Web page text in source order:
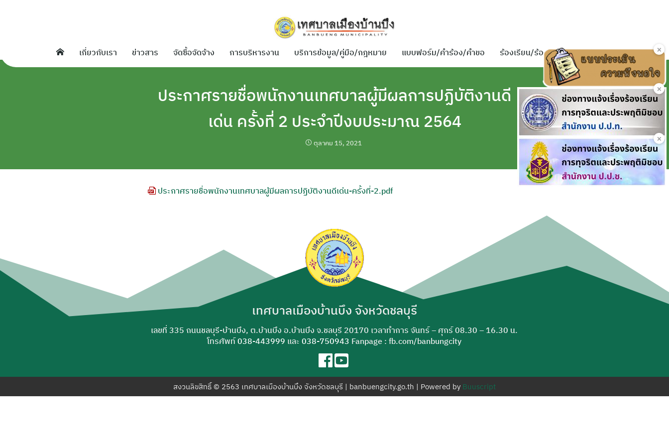
เกี่ยวกับเรา ข่าวสาร จัดซื้อจัดจ้าง การบริหารงาน บริการข้อมูล/คู่มือ/กฎหมาย แบบฟอร์ม/คำร้อง/คำขอ ร้องเรียน/ร้องทุกข์ ติดต่อเรา
ประกาศรายชื่อพนักงานเทศบาลผู้มีผลการปฏิบัติงานดี
เด่น ครั้งที่ 2 ประจำปีงบประมาณ 2564
ตุลาคม 15, 2021
ประกาศรายชื่อพนักงานเทศบาลผู้มีผลการปฏิบัติงานดีเด่น-ครั้งที่-2.pdf
เทศบาลเมืองบ้านบึง จังหวัดชลบุรี
เลขที่ 335 ถนนชลบุรี-บ้านบึง, ต.บ้านบึง อ.บ้านบึง จ.ชลบุรี 20170 เวลาทำการ จันทร์ – ศุกร์ 08.30 – 16.30 น.
โทรศัพท์038-443999 และ038-750943 Fanpage : fb.com/banbungcity
สงวนลิขสิทธิ์ © 2563 เทศบาลเมืองบ้านบึง จังหวัดชลบุรี | banbuengcity.go.th | Powered by Buuscript
×
×
×